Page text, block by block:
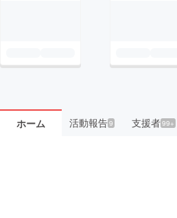
ホーム 活動報告9 支援者99+